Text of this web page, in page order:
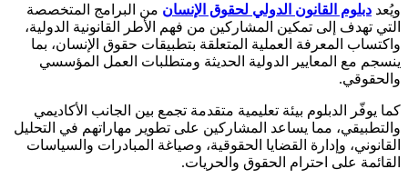
ويُعد دبلوم القانون الدولي لحقوق الإنسان من البرامج المتخصصة
التي تهدف إلى تمكين المشاركين من فهم الأطر القانونية الدولية،
واكتساب المعرفة العملية المتعلقة بتطبيقات حقوق الإنسان، بما
ينسجم مع المعايير الدولية الحديثة ومتطلبات العمل المؤسسي
والحقوقي.
كما يوفّر الدبلوم بيئة تعليمية متقدمة تجمع بين الجانب الأكاديمي
والتطبيقي، مما يساعد المشاركين على تطوير مهاراتهم في التحليل
القانوني، وإدارة القضايا الحقوقية، وصياغة المبادرات والسياسات
القائمة على احترام الحقوق والحريات.